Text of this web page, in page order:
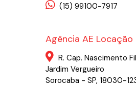
(15) 99100-7917
Agência AE Locação
R. Cap. Nascimento
Jardim Vergueiro
Sorocaba - SP, 18030-